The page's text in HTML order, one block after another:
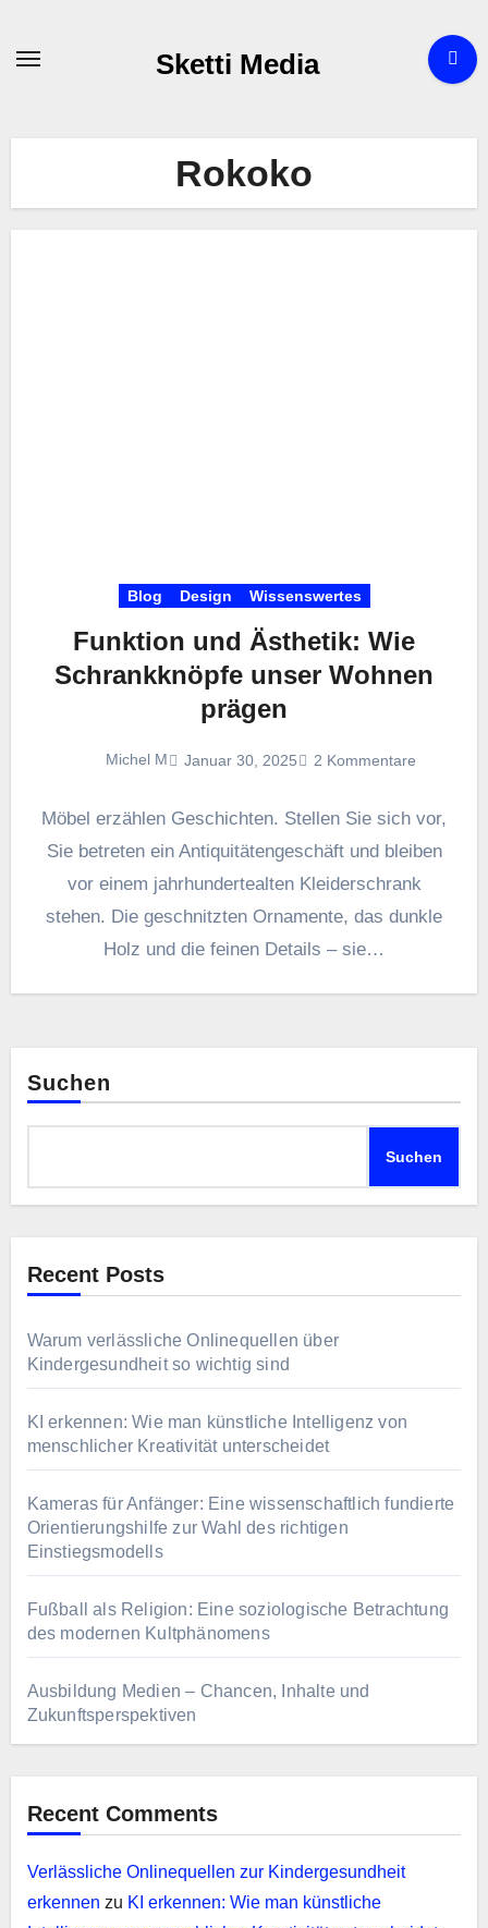
Sketti Media
Rokoko
Blog Design Wissenswertes
Funktion und Ästhetik: Wie
Schrankknöpfe unser Wohnen
prägen
Michel M Januar 30, 2025 2 Kommentare
Möbel erzählen Geschichten. Stellen Sie sich vor,
Sie betreten ein Antiquitätengeschäft und bleiben
vor einem jahrhundertealten Kleiderschrank
stehen. Die geschnitzten Ornamente, das dunkle
Holz und die feinen Details – sie…
Suchen
Suchen
Recent Posts
Warum verlässliche Onlinequellen über
Kindergesundheit so wichtig sind
KI erkennen: Wie man künstliche Intelligenz von
menschlicher Kreativität unterscheidet
Kameras für Anfänger: Eine wissenschaftlich fundierte
Orientierungshilfe zur Wahl des richtigen
Einstiegsmodells
Fußball als Religion: Eine soziologische Betrachtung
des modernen Kultphänomens
Ausbildung Medien – Chancen, Inhalte und
Zukunftsperspektiven
Recent Comments
Verlässliche Onlinequellen zur Kindergesundheit
erkennen zu KI erkennen: Wie man künstliche